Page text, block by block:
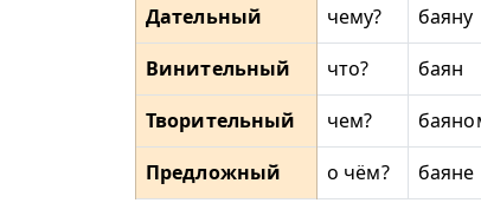
Дательный
чему? баяну
Винительный
что? баян
Творительный
чем?
Предложный
о чём? баяне